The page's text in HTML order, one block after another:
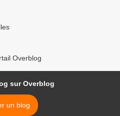
Overblog
sur Overblog
un blog